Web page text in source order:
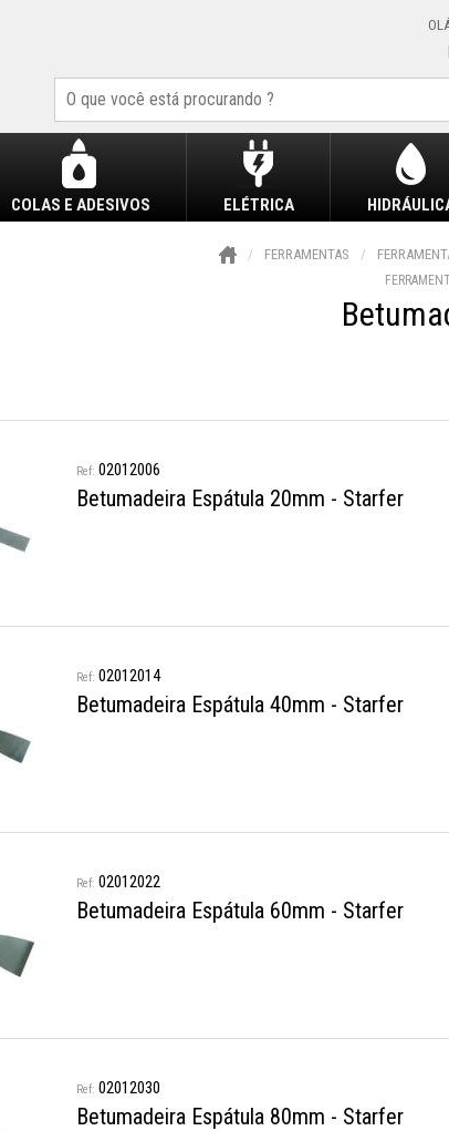
COLAS E ADESIVOS ELÉTRICA
FERRAMENTAS
02012006
Betumadeira Espátula 20mm - Starfer
02012014
Betumadeira Espátula 40mm - Starfer
02012022
Betumadeira Espátula 60mm - Starfer
02012030
Betumadeira Espátula 80mm - Starfer